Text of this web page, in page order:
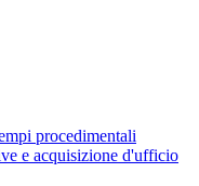
procedimentali
e acquisizione d'ufficio